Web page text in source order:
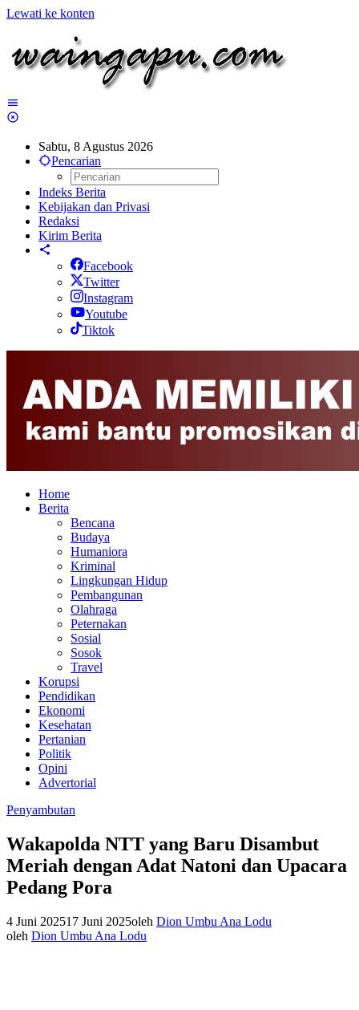
Lewati ke konten
Sabtu, 8 Agustus 2026
Pencarian
Indeks Berita
Kebijakan dan Privasi
Redaksi
Kirim Berita
Facebook
Twitter
Instagram
Youtube
Tiktok
Home
Berita
Bencana
Budaya
Humaniora
Kriminal
Lingkungan Hidup
Pembangunan
Olahraga
Peternakan
Sosial
Sosok
Travel
Korupsi
Pendidikan
Ekonomi
Kesehatan
Pertanian
Politik
Opini
Advertorial
Penyambutan
Wakapolda NTT yang Baru Disambut
Meriah dengan Adat Natoni dan Upacara
Pedang Pora
4 Juni 202517 Juni 2025oleh Dion Umbu Ana Lodu
oleh Dion Umbu Ana Lodu